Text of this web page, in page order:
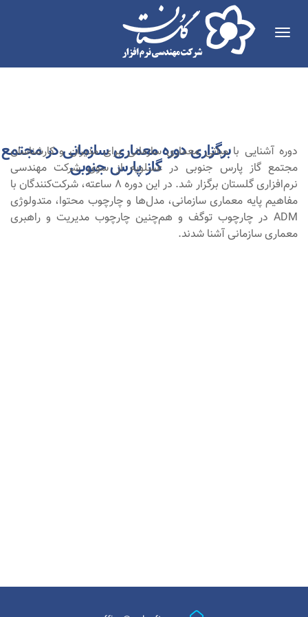
Toggle
navigation
آذر
۱۳۹۸ برگزاری دوره معماری سازمانی در مجتمع
گاز پارس جنوبی
دوره آشنایی با مبانی معماری سازمانی برای مدیران و کارشناسان
مجتمع گاز پارس جنوبی در عسلویه از سوی شرکت مهندسی
نرم‌افزاری گلستان برگزار شد. در این دوره 8 ساعته، شرکت‌کنندگان با
مفاهیم پایه معماری سازمانی، مدل‌ها و چارچوب محتوا، متدولوژی
ADM در چارچوب توگف و هم‌چنین چارچوب مدیریت و راهبری
معماری سازمانی آشنا شدند.